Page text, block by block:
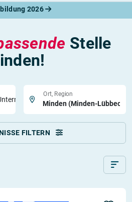
2026
Stelle
Ort, Region
FILTERN